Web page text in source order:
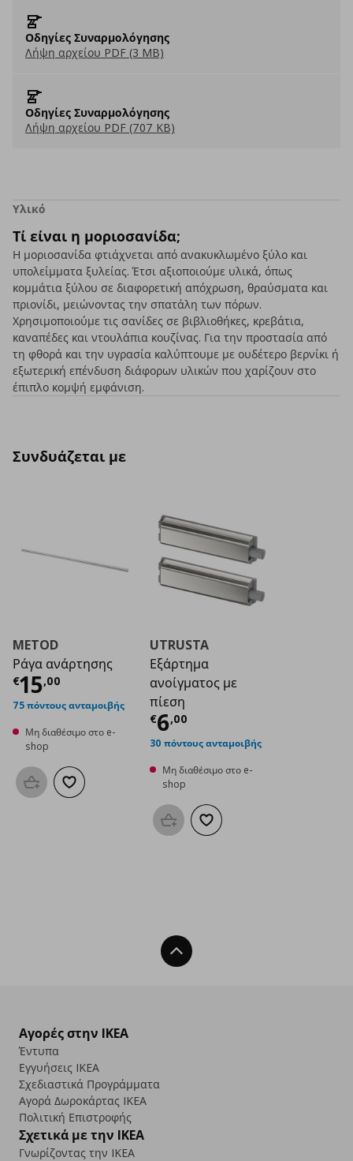
Οδηγίες Συναρμολόγησης
Λήψη αρχείου PDF (3 MB)
Οδηγίες Συναρμολόγησης
Λήψη αρχείου PDF (707 KB)
Υλικό
Τί είναι η μοριοσανίδα;
Η μοριοσανίδα φτιάχνεται από ανακυκλωμένο ξύλο και
υπολείμματα ξυλείας. Έτσι αξιοποιούμε υλικά, όπως
κομμάτια ξύλου σε διαφορετική απόχρωση, θραύσματα και
πριονίδι, μειώνοντας την σπατάλη των πόρων.
Χρησιμοποιούμε τις σανίδες σε βιβλιοθήκες, κρεβάτια,
καναπέδες και ντουλάπια κουζίνας. Για την προστασία από
τη φθορά και την υγρασία καλύπτουμε με ουδέτερο βερνίκι ή
εξωτερική επένδυση διάφορων υλικών που χαρίζουν στο
έπιπλο κομψή εμφάνιση.
Συνδυάζεται με
METOD
Ράγα ανάρτησης
€15,00
Τρέχουσα τιμή€ 15,00
75 πόντους ανταμοιβής
Μη διαθέσιμο στο e-
shop
Προσθήκη στο καλάθι
Προσθήκη στα αγαπημένα
UTRUSTA
Εξάρτημα
ανοίγματος με
πίεση
€6,00
Τρέχουσα τιμή
30 πόντους ανταμοιβής
Μη διαθέσιμο στο e-
shop
Προσθήκη στο καλάθι
Προσθήκη στα αγαπημένα
Back To Top
Αγορές στην IKEA
Έντυπα
Εγγυήσεις IKEA
Σχεδιαστικά Προγράμματα
Αγορά Δωρoκάρτας IKEA
Πολιτική Επιστροφής
Σχετικά με την IKEA
Γνωρίζοντας την IKEA